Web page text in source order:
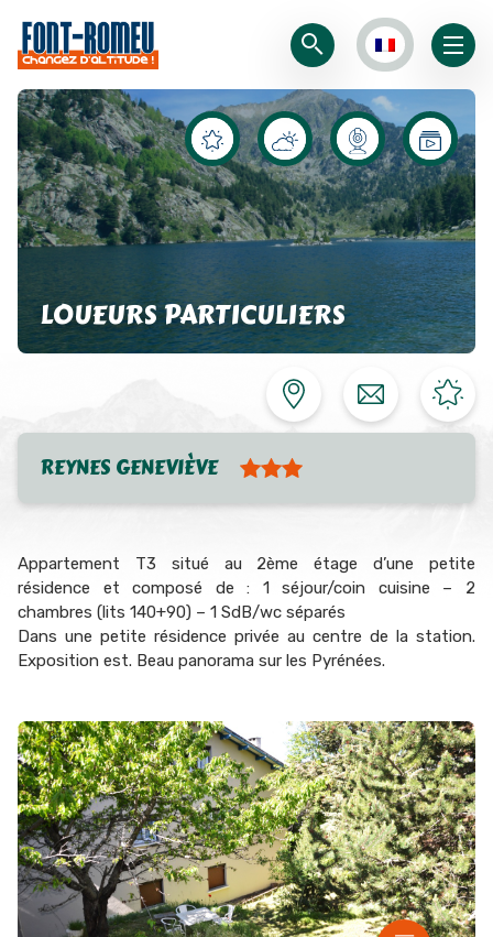
LOUEURS PARTICULIERS
REYNES GENEVIÈVE
Appartement T3 situé au 2ème étage d’une petite
résidence et composé de : 1 séjour/coin cuisine – 2
chambres (lits 140+90) – 1 SdB/wc séparés
Dans une petite résidence privée au centre de la station.
Exposition est. Beau panorama sur les Pyrénées.